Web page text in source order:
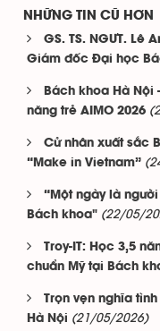
NHỮNG TIN CŨ HƠN
GS. TS. NGƯT. Lê
Giám đốc Đại học
Bách khoa Hà
năng trẻ AIMO 2026
Cử nhân xuất sắc
“Make in Vietnam”
“Một ngày là
Bách khoa" (22/05/
Troy-IT: Học 3,5
chuẩn Mỹ tại Bách
Trọn vẹn nghĩa
Hà Nội (21/05/2026)